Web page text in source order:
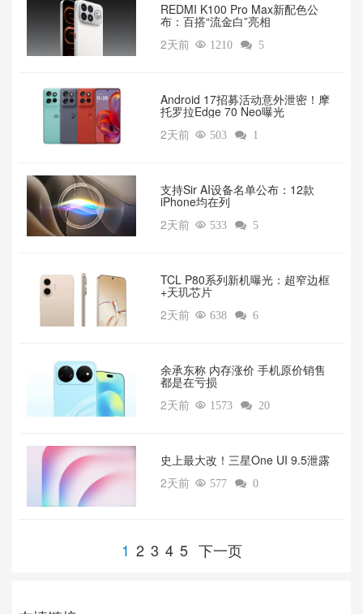
REDMI K100 Pro Max新配色公
布：百搭“流金白”亮相
2天前  1210  5
Android 17招募活动意外泄密！摩
托罗拉Edge 70 Neo曝光
2天前  503  1
支持Sir AI设备名单公布：12款
iPhone均在列
2天前  533  5
TCL P80系列新机曝光：超窄边框
+天玑芯片
2天前  638  6
余承东称 内存涨价 手机原价销售
都是在亏损
2天前  1573  20
‌史上最大改！三星One UI 9.5泄露
2天前  577  0
1 2 3 4 5 下一页